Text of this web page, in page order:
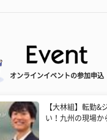
オンラインイベントの参加申込
【大林組】転勤&
い！九州の現場か